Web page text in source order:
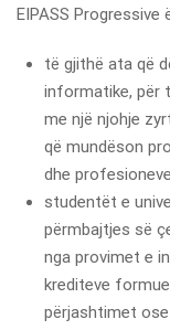
EIPASS
të gjithë ata që
informatike, për
me një njohje
që mundëson
dhe
studentët e
përmbajtjes së
nga provimet e
krediteve
përjashtimet ose